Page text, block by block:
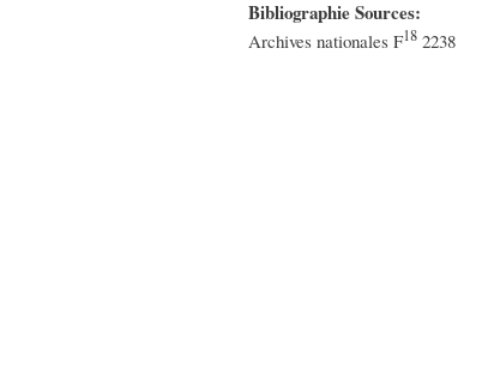
Bibliographie Sources:
Archives nationales F18 2238